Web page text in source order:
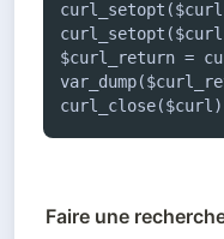
curl_setopt($curl,
curl_setopt($curl,
$curl_return =
Faire une